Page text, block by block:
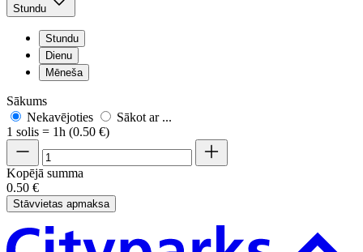
Stundu
Stundu
Dienu
Mēneša
Sākums
Nekavējoties
Sākot ar ...
1 solis = 1h (0.50 €)
Kopējā summa
0.50 €
Stāvvietas apmaksa